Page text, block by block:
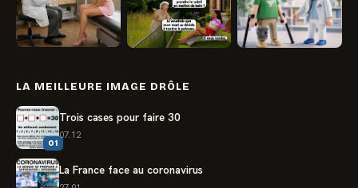
LA MEILLEURE IMAGE DRÔLE
01
Trois cases pour faire 30
07.12
La France face au coronavirus